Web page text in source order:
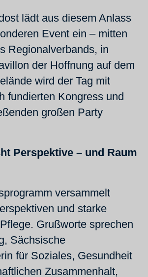
lädt aus diesem Anlass
Event ein – mitten
Regionalverbands, in
der Hoffnung auf dem
wird der Tag mit
fundierten Kongress und
großen Party
Perspektive – und Raum
versammelt
und starke
Grußworte sprechen
Sächsische
für Soziales, Gesundheit
Zusammenhalt,